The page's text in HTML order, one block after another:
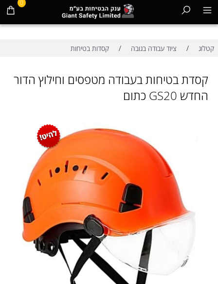
0
קטלוג / ציוד עבודה בגובה / קסדות בטיחות
קסדת בטיחות בעבודה מטפסים וחילוץ הדור
החדש GS20 כתום